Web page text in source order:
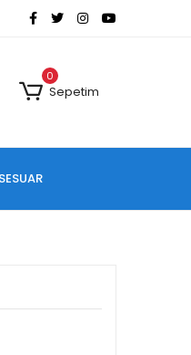
0
Sepetim